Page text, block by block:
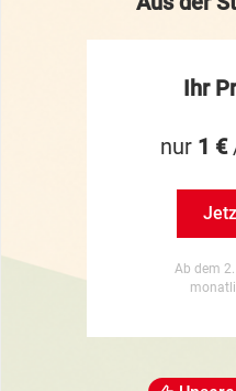
Ihr
nur 1 €
Ab dem